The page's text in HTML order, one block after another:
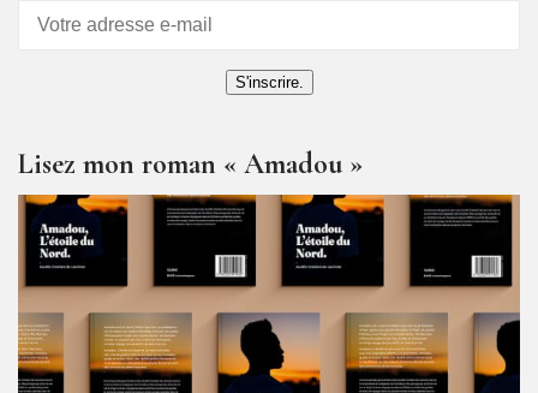
S'inscrire.
Lisez mon roman « Amadou »